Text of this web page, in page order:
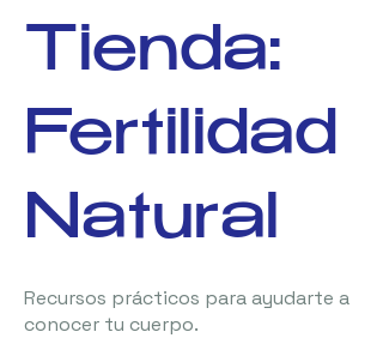
Tienda:
Fertilidad
Natural
Recursos prácticos para ayudarte a
conocer tu cuerpo.